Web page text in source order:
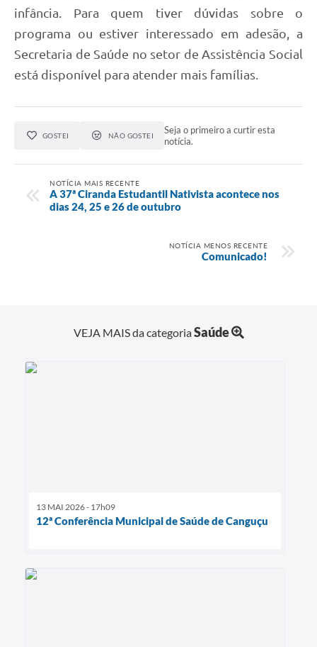
infância. Para quem tiver dúvidas sobre o
programa ou estiver interessado em adesão, a
Secretaria de Saúde no setor de Assistência Social
está disponível para atender mais famílias.
GOSTEI NÃO GOSTEI
Seja o primeiro a curtir esta
notícia.
NOTÍCIA MAIS RECENTE
A 37ª Ciranda Estudantil Nativista acontece nos
dias 24, 25 e 26 de outubro
NOTÍCIA MENOS RECENTE
Comunicado!
VEJA MAIS da categoriaSaúde
13 MAI 2026 - 17h09
12ª Conferência Municipal de Saúde de Canguçu